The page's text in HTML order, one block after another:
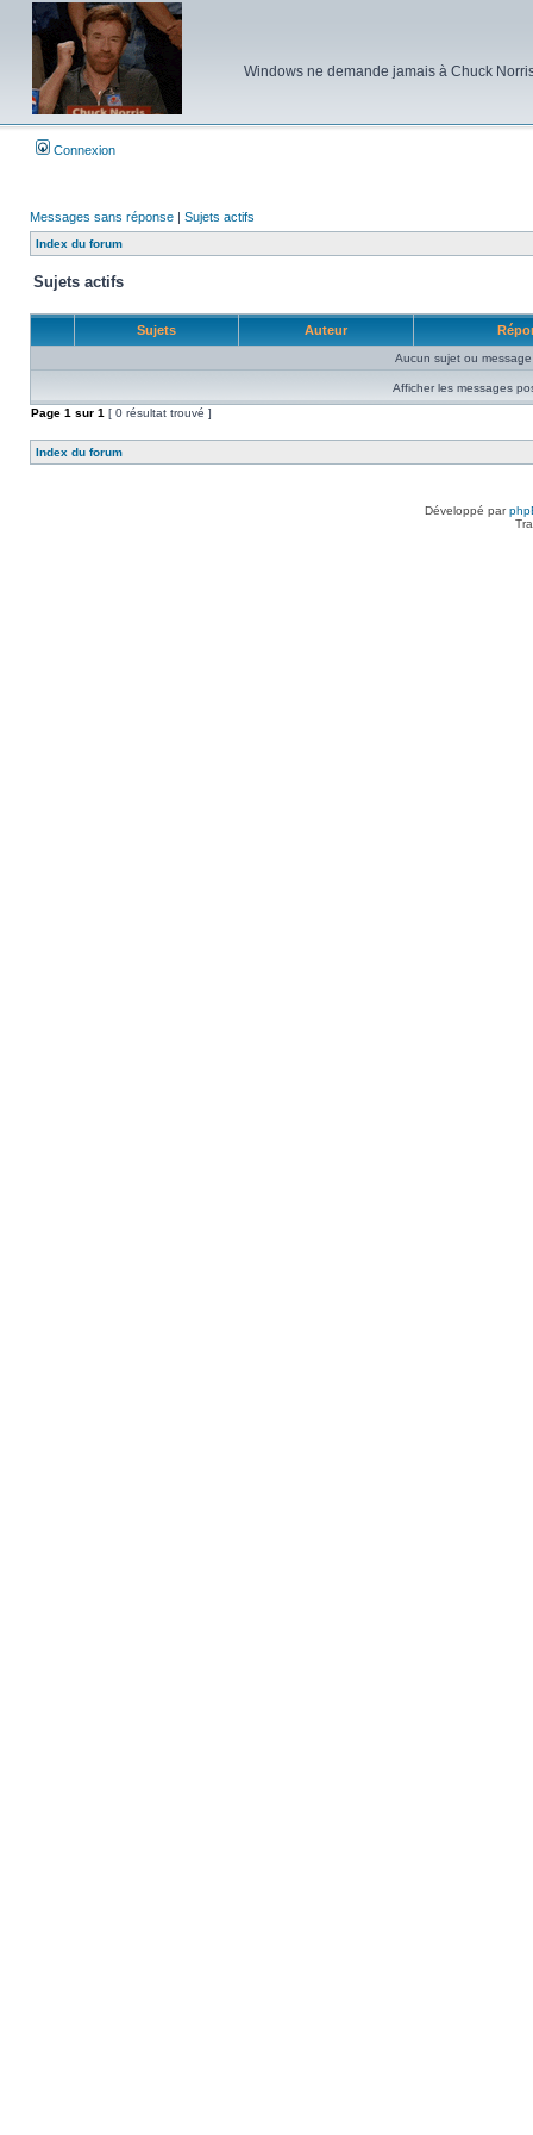
Windows ne demande jamais à Chuck
Connexion
Messages sans réponse | Sujets actifs
Index du forum
Sujets actifs
Sujets Auteur
Aucun sujet ou
Afficher les messages
Page 1 sur 1 [ 0 résultat trouvé ]
Index du forum
Développé par